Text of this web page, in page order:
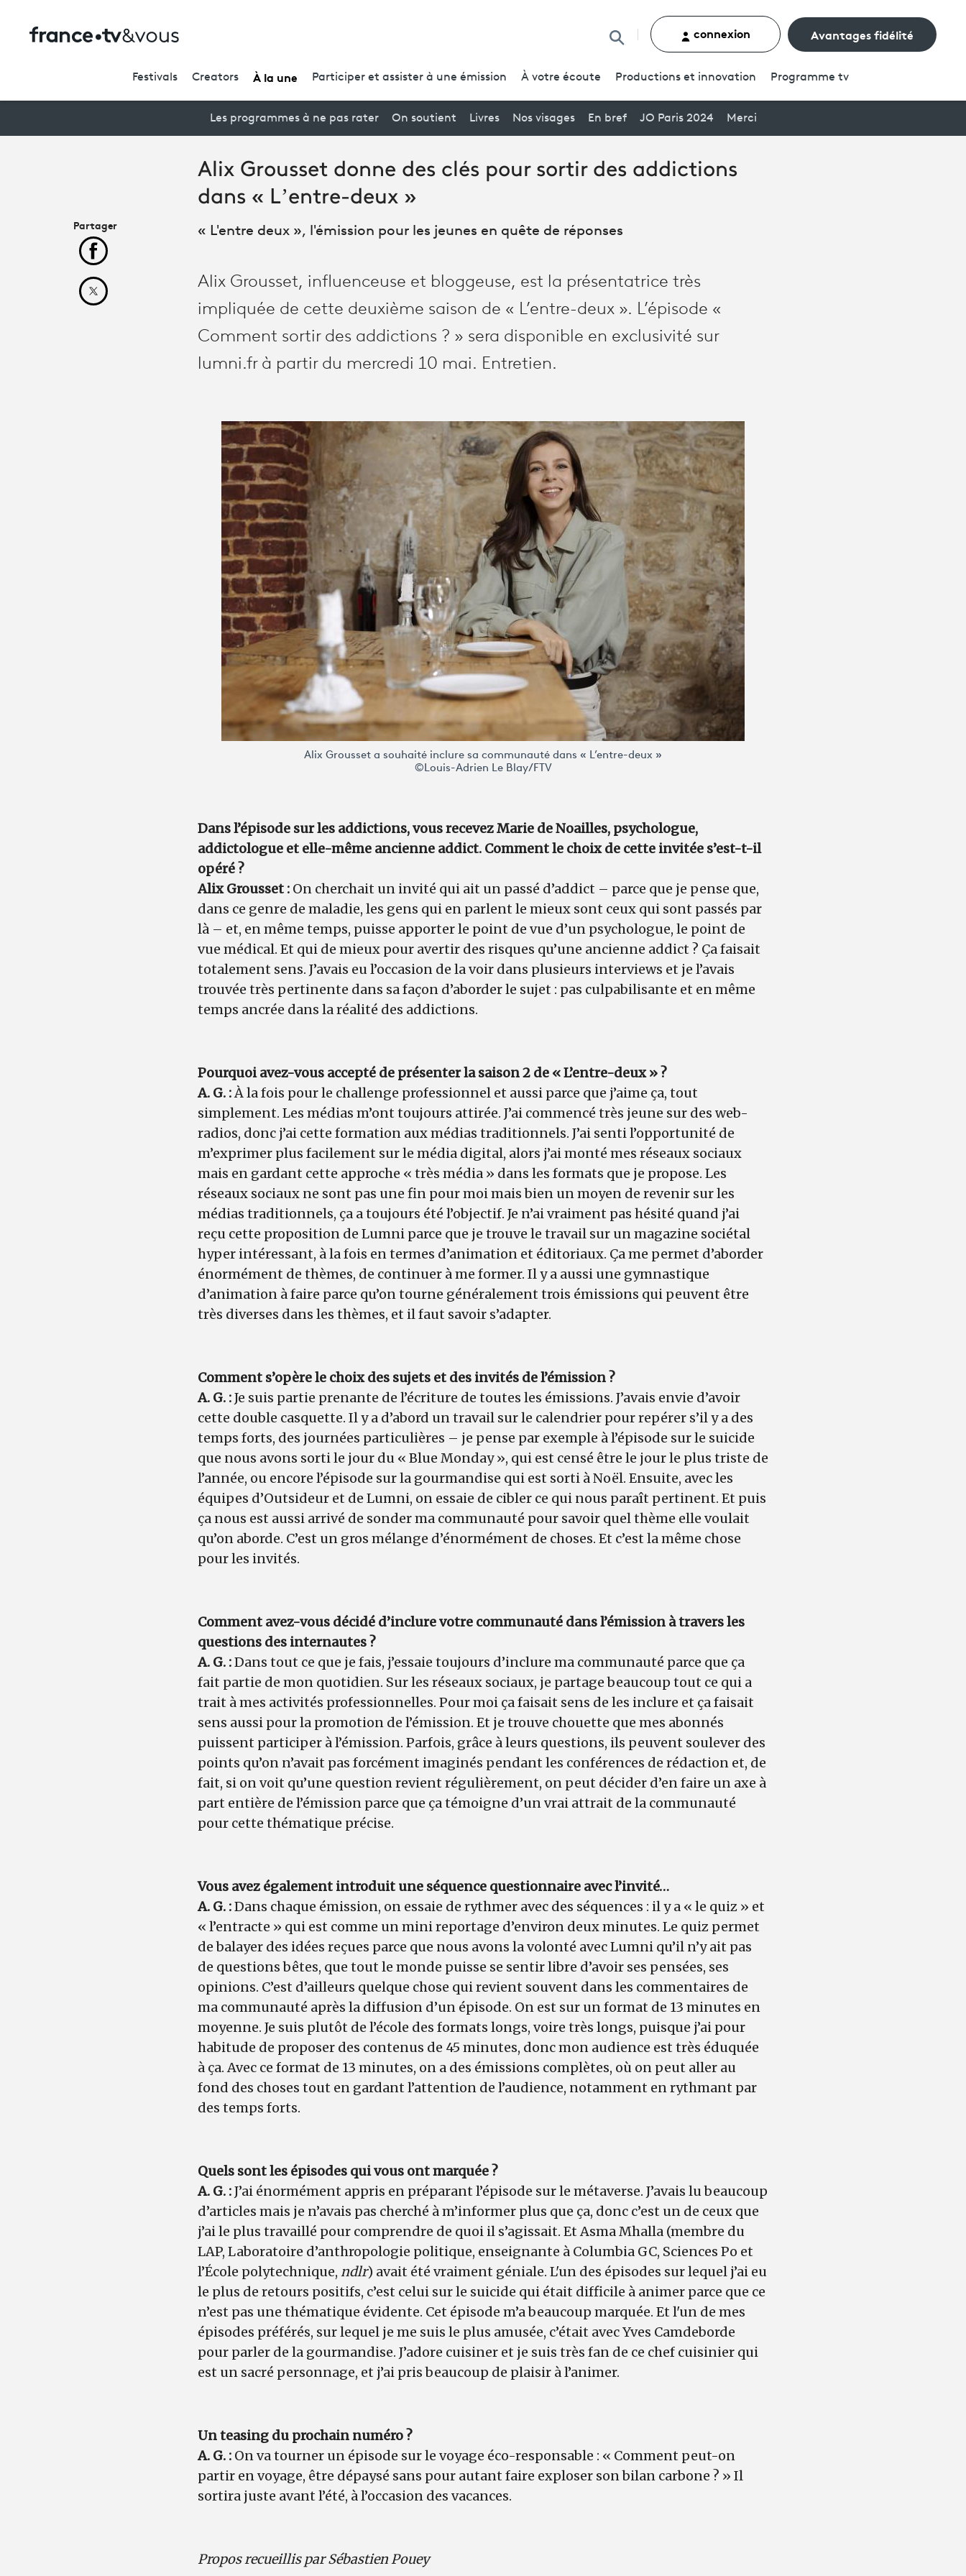
Rechercher un contenu
connexion Avantages fidélité
Festivals Creators À la une Participer et assister à une émission À votre écoute Productions et innovation Programme tv
Les programmes à ne pas rater On soutient Livres Nos visages En bref JO Paris 2024 Merci
Alix Grousset donne des clés pour sortir des addictions
dans « L’entre-deux »
« L'entre deux », l'émission pour les jeunes en quête de réponses
Alix Grousset, influenceuse et bloggeuse, est la présentatrice très
impliquée de cette deuxième saison de « L’entre-deux ». L’épisode «
Comment sortir des addictions ? » sera disponible en exclusivité sur
lumni.fr à partir du mercredi 10 mai. Entretien.
Alix Grousset a souhaité inclure sa communauté dans « L’entre-deux »
©Louis-Adrien Le Blay/FTV
Dans l’épisode sur les addictions, vous recevez Marie de Noailles, psychologue,
addictologue et elle-même ancienne addict. Comment le choix de cette invitée s’est-t-il
opéré ?
Alix Grousset : On cherchait un invité qui ait un passé d’addict – parce que je pense que,
dans ce genre de maladie, les gens qui en parlent le mieux sont ceux qui sont passés par
là – et, en même temps, puisse apporter le point de vue d’un psychologue, le point de
vue médical. Et qui de mieux pour avertir des risques qu’une ancienne addict ? Ça faisait
totalement sens. J’avais eu l’occasion de la voir dans plusieurs interviews et je l’avais
trouvée très pertinente dans sa façon d’aborder le sujet : pas culpabilisante et en même
temps ancrée dans la réalité des addictions.
Pourquoi avez-vous accepté de présenter la saison 2 de « L’entre-deux » ?
A. G. :À la fois pour le challenge professionnel et aussi parce que j’aime ça, tout
simplement. Les médias m’ont toujours attirée. J’ai commencé très jeune sur des web-
radios, donc j’ai cette formation aux médias traditionnels. J’ai senti l’opportunité de
m’exprimer plus facilement sur le média digital, alors j’ai monté mes réseaux sociaux
mais en gardant cette approche « très média » dans les formats que je propose. Les
réseaux sociaux ne sont pas une fin pour moi mais bien un moyen de revenir sur les
médias traditionnels, ça a toujours été l’objectif. Je n’ai vraiment pas hésité quand j’ai
reçu cette proposition de Lumni parce que je trouve le travail sur un magazine sociétal
hyper intéressant, à la fois en termes d’animation et éditoriaux. Ça me permet d’aborder
énormément de thèmes, de continuer à me former. Il y a aussi une gymnastique
d’animation à faire parce qu’on tourne généralement trois émissions qui peuvent être
très diverses dans les thèmes, et il faut savoir s’adapter.
Comment s’opère le choix des sujets et des invités de l’émission ?
A. G. :Je suis partie prenante de l’écriture de toutes les émissions. J’avais envie d’avoir
cette double casquette. Il y a d’abord un travail sur le calendrier pour repérer s’il y a des
temps forts, des journées particulières – je pense par exemple à l’épisode sur le suicide
que nous avons sorti le jour du « Blue Monday », qui est censé être le jour le plus triste de
l’année, ou encore l’épisode sur la gourmandise qui est sorti à Noël. Ensuite, avec les
équipes d’Outsideur et de Lumni, on essaie de cibler ce qui nous paraît pertinent. Et puis
ça nous est aussi arrivé de sonder ma communauté pour savoir quel thème elle voulait
qu’on aborde. C’est un gros mélange d’énormément de choses. Et c’est la même chose
pour les invités.
Comment avez-vous décidé d’inclure votre communauté dans l’émission à travers les
questions des internautes ?
A. G. :Dans tout ce que je fais, j’essaie toujours d’inclure ma communauté parce que ça
fait partie de mon quotidien. Sur les réseaux sociaux, je partage beaucoup tout ce qui a
trait à mes activités professionnelles. Pour moi ça faisait sens de les inclure et ça faisait
sens aussi pour la promotion de l’émission. Et je trouve chouette que mes abonnés
puissent participer à l’émission. Parfois, grâce à leurs questions, ils peuvent soulever des
points qu’on n’avait pas forcément imaginés pendant les conférences de rédaction et, de
fait, si on voit qu’une question revient régulièrement, on peut décider d’en faire un axe à
part entière de l’émission parce que ça témoigne d’un vrai attrait de la communauté
pour cette thématique précise.
Vous avez également introduit une séquence questionnaire avec l’invité…
A. G. :Dans chaque émission, on essaie de rythmer avec des séquences : il y a « le quiz » et
« l’entracte » qui est comme un mini reportage d’environ deux minutes. Le quiz permet
de balayer des idées reçues parce que nous avons la volonté avec Lumni qu’il n’y ait pas
de questions bêtes, que tout le monde puisse se sentir libre d’avoir ses pensées, ses
opinions. C’est d’ailleurs quelque chose qui revient souvent dans les commentaires de
ma communauté après la diffusion d’un épisode. On est sur un format de 13 minutes en
moyenne. Je suis plutôt de l’école des formats longs, voire très longs, puisque j’ai pour
habitude de proposer des contenus de 45 minutes, donc mon audience est très éduquée
à ça. Avec ce format de 13 minutes, on a des émissions complètes, où on peut aller au
fond des choses tout en gardant l’attention de l’audience, notamment en rythmant par
des temps forts.
Quels sont les épisodes qui vous ont marquée ?
A. G. :J’ai énormément appris en préparant l’épisode sur le métaverse. J’avais lu beaucoup
d’articles mais je n’avais pas cherché à m’informer plus que ça, donc c’est un de ceux que
j’ai le plus travaillé pour comprendre de quoi il s’agissait. Et Asma Mhalla (membre du
LAP, Laboratoire d’anthropologie politique, enseignante à Columbia GC, Sciences Po et
l’École polytechnique, ndlr) avait été vraiment géniale. L'un des épisodes sur lequel j’ai eu
le plus de retours positifs, c’est celui sur le suicide qui était difficile à animer parce que ce
n’est pas une thématique évidente. Cet épisode m’a beaucoup marquée. Et l'un de mes
épisodes préférés, sur lequel je me suis le plus amusée, c’était avec Yves Camdeborde
pour parler de la gourmandise. J’adore cuisiner et je suis très fan de ce chef cuisinier qui
est un sacré personnage, et j’ai pris beaucoup de plaisir à l’animer.
Un teasing du prochain numéro ?
A. G. : On va tourner un épisode sur le voyage éco-responsable : « Comment peut-on
partir en voyage, être dépaysé sans pour autant faire exploser son bilan carbone ? » Il
sortira juste avant l’été, à l’occasion des vacances.
Propos recueillis par Sébastien Pouey
Partager
Partager cet article sur Facebook
Partager cet article sur X